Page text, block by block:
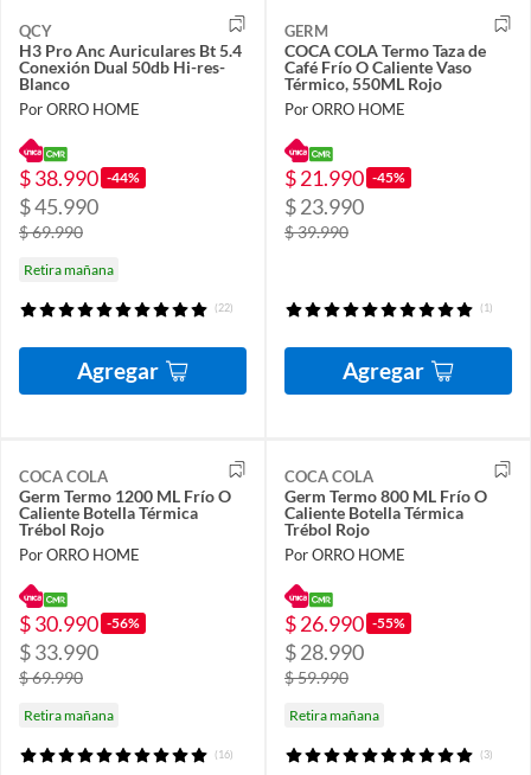
QCY
H3 Pro Anc Auriculares Bt 5.4
Conexión Dual 50db Hi-res-
Blanco
Por ORRO HOME
$ 38.990 -44%
$ 45.990
$ 69.990
Retira mañana
(22)
Agregar
GERM
COCA COLA Termo Taza de
Café Frío O Caliente Vaso
Térmico, 550ML Rojo
Por ORRO HOME
$ 21.990 -45%
$ 23.990
$ 39.990
(1)
Agregar
COCA COLA
Germ Termo 1200 ML Frío O
Caliente Botella Térmica
Trébol Rojo
Por ORRO HOME
$ 30.990 -56%
$ 33.990
$ 69.990
Retira mañana
(16)
COCA COLA
Germ Termo 800 ML Frío O
Caliente Botella Térmica
Trébol Rojo
Por ORRO HOME
$ 26.990 -55%
$ 28.990
$ 59.990
Retira mañana
(3)